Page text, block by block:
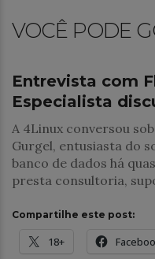
VOCÊ PODE
Entrevista com
Especialista
A 4Linux conversou
Gurgel, entusiasta do
banco de dados há
presta consultoria,
Compartilhe este post:
18+